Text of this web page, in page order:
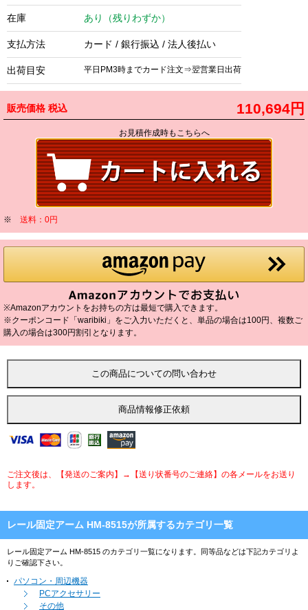
在庫 あり（残りわずか）
支払方法 カード / 銀行振込 / 法人後払い
出荷目安 平日PM3時までカード注文⇒翌営業日出荷
販売価格 税込 110,694円
お見積作成時もこちらへ
※ 送料：0円
※Amazonアカウントをお持ちの方は最短で購入できます。
※クーポンコード「waribiki」をご入力いただくと、単品の場合は100円、複数ご
購入の場合は300円割引となります。
ご注文後は、【発送のご案内】→【送り状番号のご連絡】の各メールをお送り
します。
レール固定アーム HM-8515が所属するカテゴリ一覧
レール固定アーム HM-8515 のカテゴリ一覧になります。同等品などは下記カテゴリよ
りご確認下さい。
パソコン・周辺機器
PCアクセサリー
その他